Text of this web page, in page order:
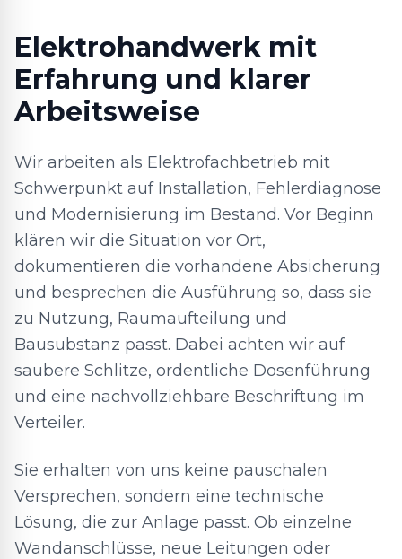
Elektrohandwerk mit
Erfahrung und klarer
Arbeitsweise
Wir arbeiten als Elektrofachbetrieb mit
Schwerpunkt auf Installation, Fehlerdiagnose
und Modernisierung im Bestand. Vor Beginn
klären wir die Situation vor Ort,
dokumentieren die vorhandene Absicherung
und besprechen die Ausführung so, dass sie
zu Nutzung, Raumaufteilung und
Bausubstanz passt. Dabei achten wir auf
saubere Schlitze, ordentliche Dosenführung
und eine nachvollziehbare Beschriftung im
Verteiler.
Sie erhalten von uns keine pauschalen
Versprechen, sondern eine technische
Lösung, die zur Anlage passt. Ob einzelne
Wandanschlüsse, neue Leitungen oder